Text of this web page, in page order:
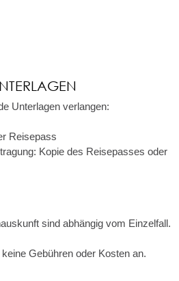
Unterlagen verlangen:
Reisepass
Kopie des Reisepasses oder
sind abhängig vom Einzelfall.
Gebühren oder Kosten an.